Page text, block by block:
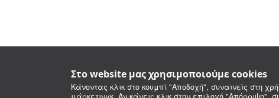
Στο website μας χρησιμοποιούμε cookies
Κάνοντας κλικ στο κουμπί "Αποδοχή", συναινείς στη